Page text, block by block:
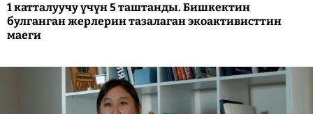
1 катталуучу үчүн 5 таштанды. Бишкектин
булганган жерлерин тазалаган экоактивисттин
маеги